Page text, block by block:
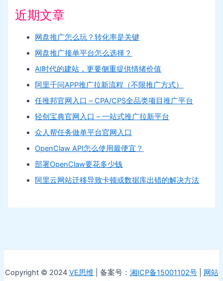
近期文章
网盘推广怎么玩？转化率是关键
网盘推广接单平台怎么选择？
AI时代的建站，更要侧重提供情绪价值
阿里千问APP推广拉新流程（不限推广方式）
任推邦官网入口 – CPA/CPS全品类项目推广平台
轻创宝典官网入口 – 一站式推广拉新平台
众人帮任务做单平台官网入口
OpenClaw API怎么使用最便宜？
部署OpenClaw要花多少钱
阿里云网站迁移导致卡顿或数据库出错的解决方法
Copyright © 2024 VE思维 | 备案号： 湘ICP备15001102号| 网站